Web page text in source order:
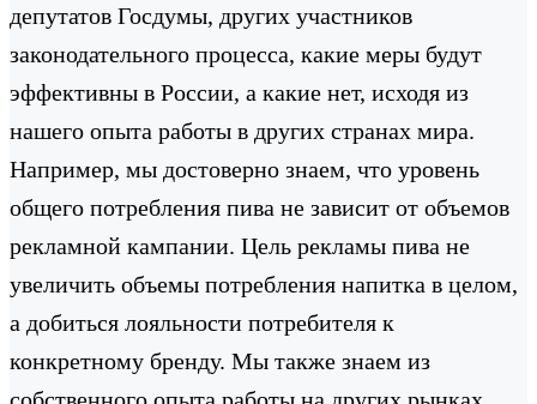
депутатов Госдумы, других участников
законодательного процесса, какие меры будут
эффективны в России, а какие нет, исходя из
нашего опыта работы в других странах мира.
Например, мы достоверно знаем, что уровень
общего потребления пива не зависит от объемов
рекламной кампании. Цель рекламы пива не
увеличить объемы потребления напитка в целом,
а добиться лояльности потребителя к
конкретному бренду. Мы также знаем из